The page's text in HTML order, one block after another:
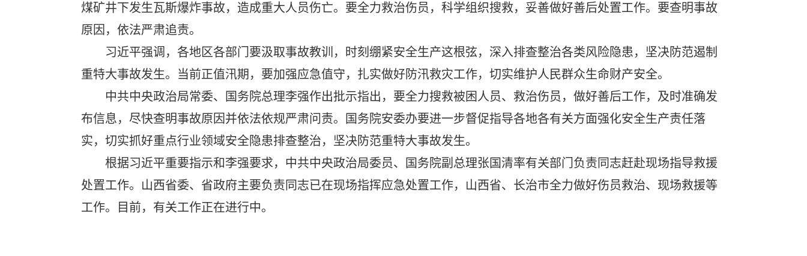
煤矿井下发生瓦斯爆炸事故，造成重大人员伤亡。要全力救治伤员，科学组织搜救，妥善做好善后处置工作。要查明事故
原因，依法严肃追责。
习近平强调，各地区各部门要汲取事故教训，时刻绷紧安全生产这根弦，深入排查整治各类风险隐患，坚决防范遏制
重特大事故发生。当前正值汛期，要加强应急值守，扎实做好防汛救灾工作，切实维护人民群众生命财产安全。
中共中央政治局常委、国务院总理李强作出批示指出，要全力搜救被困人员、救治伤员，做好善后工作，及时准确发
布信息，尽快查明事故原因并依法依规严肃问责。国务院安委办要进一步督促指导各地各有关方面强化安全生产责任落
实，切实抓好重点行业领域安全隐患排查整治，坚决防范重特大事故发生。
根据习近平重要指示和李强要求，中共中央政治局委员、国务院副总理张国清率有关部门负责同志赶赴现场指导救援
处置工作。山西省委、省政府主要负责同志已在现场指挥应急处置工作，山西省、长治市全力做好伤员救治、现场救援等
工作。目前，有关工作正在进行中。